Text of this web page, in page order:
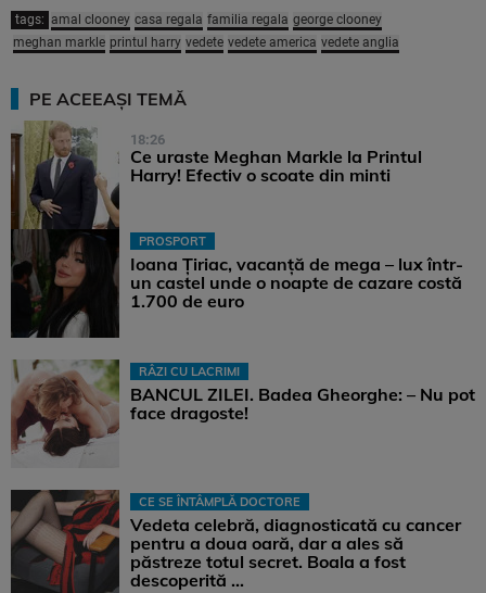
tags: amal clooney casa regala familia regala george clooney
meghan markle printul harry vedete vedete america vedete anglia
PE ACEEAȘI TEMĂ
18:26
Ce uraste Meghan Markle la Printul
Harry! Efectiv o scoate din minti
PROSPORT
Ioana Țiriac, vacanță de mega – lux într-
un castel unde o noapte de cazare costă
1.700 de euro
RÂZI CU LACRIMI
BANCUL ZILEI. Badea Gheorghe: – Nu pot
face dragoste!
CE SE ÎNTÂMPLĂ DOCTORE
Vedeta celebră, diagnosticată cu cancer
pentru a doua oară, dar a ales să
păstreze totul secret. Boala a fost
descoperită ...